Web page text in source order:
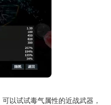
以试试毒气属性的近战武器，